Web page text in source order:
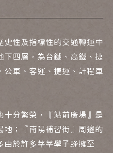
史性及指標性的交通轉運中
下四層，為台鐵、高鐵、捷
公車、客運、捷運、計程車
十分繁榮，『站前廣場』是
地；『南陽補習街』周邊的
由於許多莘莘學子蜂擁至